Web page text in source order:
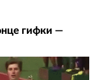
гифки —